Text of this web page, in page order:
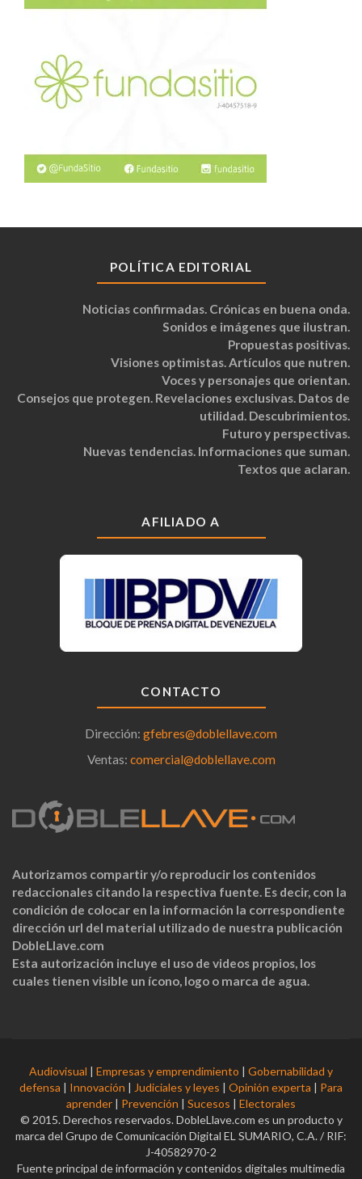
POLÍTICA EDITORIAL
Noticias confirmadas. Crónicas en buena onda.
Sonidos e imágenes que ilustran.
Propuestas positivas.
Visiones optimistas. Artículos que nutren.
Voces y personajes que orientan.
Consejos que protegen. Revelaciones exclusivas. Datos de
utilidad. Descubrimientos.
Futuro y perspectivas.
Nuevas tendencias. Informaciones que suman.
Textos que aclaran.
AFILIADO A
CONTACTO
Dirección: gfebres@doblellave.com
Ventas: comercial@doblellave.com
Autorizamos compartir y/o reproducir los contenidos
redaccionales citando la respectiva fuente. Es decir, con la
condición de colocar en la información la correspondiente
dirección url del material utilizado de nuestra publicación
DobleLlave.com
Esta autorización incluye el uso de videos propios, los
cuales tienen visible un ícono, logo o marca de agua.
Audiovisual | Empresas y emprendimiento | Gobernabilidad y
defensa | Innovación | Judiciales y leyes | Opinión experta | Para
aprender | Prevención | Sucesos | Electorales
© 2015. Derechos reservados. DobleLlave.com es un producto y
marca del Grupo de Comunicación Digital EL SUMARIO, C.A. / RIF:
J-40582970-2
Fuente principal de información y contenidos digitales multimedia